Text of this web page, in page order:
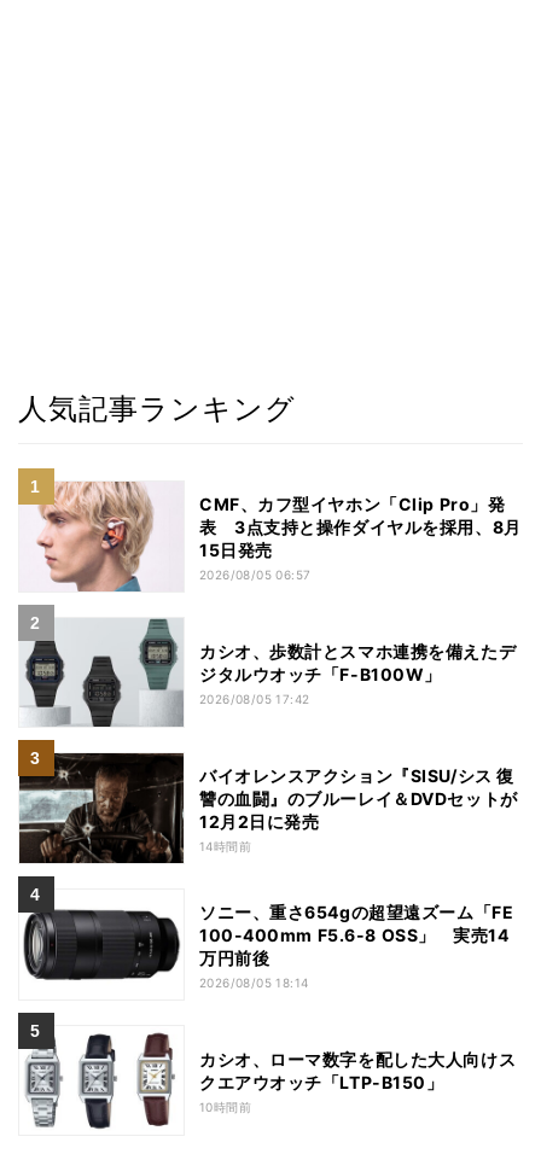
人気記事ランキング
CMF、カフ型イヤホン「Clip Pro」発
表 3点支持と操作ダイヤルを採用、8月
15日発売
2026/08/05 06:57
カシオ、歩数計とスマホ連携を備えたデ
ジタルウオッチ「F-B100W」
2026/08/05 17:42
バイオレンスアクション『SISU/シス 復
讐の血闘』のブルーレイ＆DVDセットが
12月2日に発売
14時間前
ソニー、重さ654gの超望遠ズーム「FE
100-400mm F5.6-8 OSS」 実売14
万円前後
2026/08/05 18:14
カシオ、ローマ数字を配した大人向けス
クエアウオッチ「LTP-B150」
10時間前